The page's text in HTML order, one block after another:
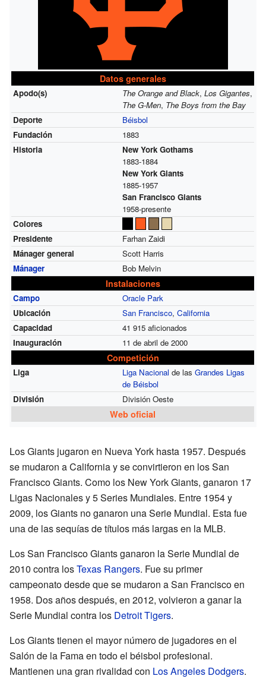
Datos generales
Apodo(s) The Orange and Black, Los Gigantes,
The G-Men, The Boys from the Bay
Deporte
Béisbol
Fundación
1883
Historia
New York Gothams
1883-1884
New York Giants
1885-1957
San Francisco Giants
1958-presente
Colores
Presidente
Farhan Zaidi
Mánager general
Scott Harris
Mánager
Bob Melvin
Instalaciones
Campo
Oracle Park
Ubicación
San Francisco, California
Capacidad
41 915 aficionados
Inauguración
11 de abril de 2000
Competición
Liga Liga Nacional de las Grandes Ligas
de Béisbol
División
División Oeste
Web oficial
Los Giants jugaron en Nueva York hasta 1957. Después
se mudaron a California y se convirtieron en los San
Francisco Giants. Como los New York Giants, ganaron 17
Ligas Nacionales y 5 Series Mundiales. Entre 1954 y
2009, los Giants no ganaron una Serie Mundial. Esta fue
una de las sequías de títulos más largas en la MLB.
Los San Francisco Giants ganaron la Serie Mundial de
2010 contra losTexas Rangers. Fue su primer
campeonato desde que se mudaron a San Francisco en
1958. Dos años después, en 2012, volvieron a ganar la
Serie Mundial contra los Detroit Tigers.
Los Giants tienen el mayor número de jugadores en el
Salón de la Fama en todo el béisbol profesional.
Mantienen una gran rivalidad con Los Angeles Dodgers.